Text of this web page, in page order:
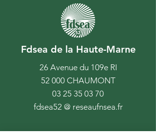
Fdsea de la Haute-Marne
26 Avenue du 109e RI
52 000 CHAUMONT
03 25 35 03 70
fdsea52 @ reseaufnsea.fr